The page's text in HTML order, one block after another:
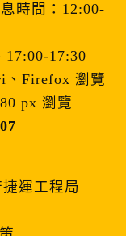
時間：12:00-
17:00-17:30
、Firefox 瀏覽
px 瀏覽
運工程局